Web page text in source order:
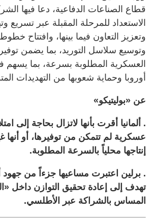
قطاع الصناعات الدفاعية، دعا فيها
الاستعداد للمرحلة المقبلة عبر تسريع
وتعزيز التعاون فيما بينها، وافتتاح
وتوسيع سلاسل التوريد، بما يضمن
العسكرية المطلوبة بسرعة، بما يسهم
أوروبا وحماية شعوبها من التهديدات
عن «بوليتيكو»
. ألمانيا أقرت بأنها لاتزال بحاجة إلى
عسكرية لم تتمكن من توفيرها، أو أنها
إنتاجها محلياً بالسرعة المطلوبة.
. برلين اعتبرت مساعيها جزءاً من جهود
تهدف إلى إعادة تحقيق التوازن داخل
المساس بالشراكة عبر الأطلسي.